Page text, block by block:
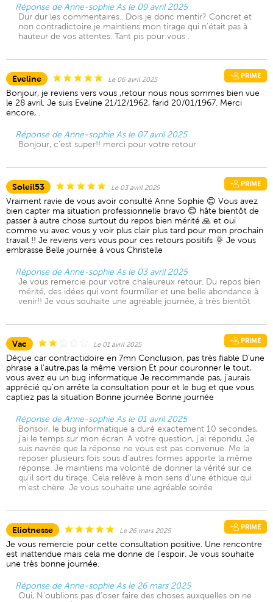
Réponse de Anne-sophie As le 09 avril 2025
Dur dur les commentaires.. Dois je donc mentir? Concret et
non contradictoire je maintiens mon tirage qui n'était pas à
hauteur de vos attentes. Tant pis pour vous .
Eveline Le 06 avril 2025 PRIME
Bonjour, je reviens vers vous ,retour nous nous sommes bien vue
le 28 avril. Je suis Eveline 21/12/1962, farid 20/01/1967. Merci
encore, .
Réponse de Anne-sophie As le 07 avril 2025
Bonjour, c'est super!! merci pour votre retour
Soleil53 Le 03 avril 2025 PRIME
Vraiment ravie de vous avoir consulté Anne Sophie 😊 Vous avez
bien capter ma situation professionnelle bravo 😊 hâte bientôt de
passer à autre chose surtout du repos bien mérité 🙏 et oui
comme vu avec vous y voir plus clair plus tard pour mon prochain
travail !! Je reviens vers vous pour ces retours positifs 🌞 Je vous
embrasse Belle journée à vous Christelle
Réponse de Anne-sophie As le 03 avril 2025
Je vous remercie pour votre chaleureux retour. Du repos bien
mérité, des idées qui vont fourmiller et une belle abondance à
venir!! Je vous souhaite une agréable journée, à très bientôt
Vac Le 01 avril 2025 PRIME
Déçue car contractidoire en 7mn Conclusion, pas très fiable D'une
phrase a l'autre,pas la même version Et pour couronner le tout,
vous avez eu un bug informatique Je recommande pas, j'aurais
apprécié qu'on arrête la consultation pour et le bug et que vous
captiez pas la situation Bonne journée Bonne journée
Réponse de Anne-sophie As le 01 avril 2025
Bonsoir, le bug informatique a duré exactement 10 secondes,
j'ai le temps sur mon écran. A votre question, j'ai répondu. Je
suis navrée que la réponse ne vous est pas convenue. Me la
reposer plusieurs fois sous d'autres formes apporte la même
réponse. Je maintiens ma volonté de donner la vérité sur ce
qu'il sort du tirage. Cela relève à mon sens d'une éthique qui
m'est chère. Je vous souhaite une agréable soirée
Eliotnesse Le 26 mars 2025 PRIME
Je vous remercie pour cette consultation positive. Une rencontre
est inattendue mais cela me donne de l'espoir. Je vous souhaite
une très bonne journée.
Réponse de Anne-sophie As le 26 mars 2025
Oui, N'oublions pas d'oser faire des choses auxquelles on ne